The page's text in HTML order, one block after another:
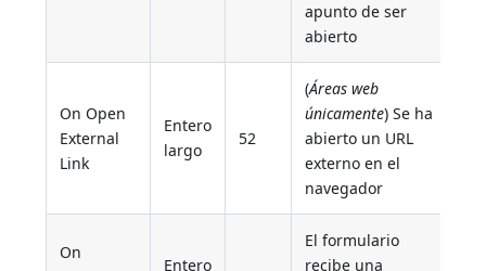
apunto de ser
abierto
On Open
External
Link
Entero
largo
52
(Áreas web
únicamente) Se ha
abierto un URL
externo en el
navegador
On
Entero
El formulario
recibe una